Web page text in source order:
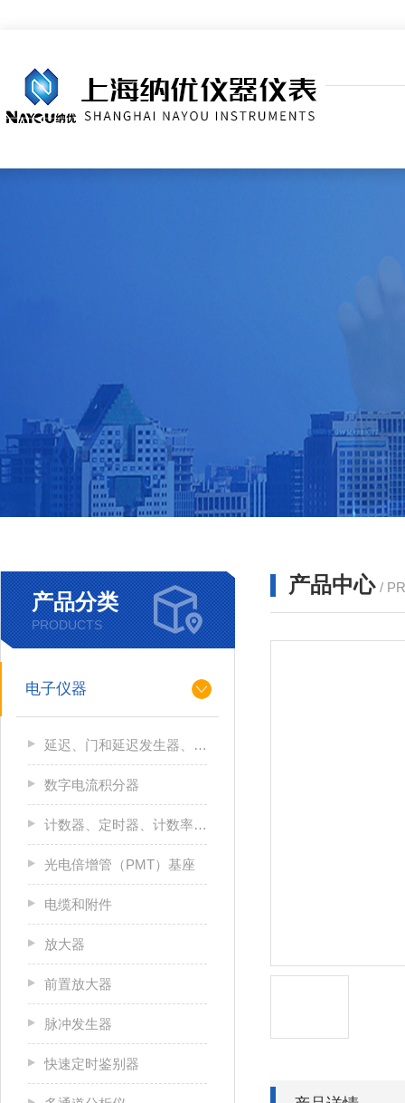
产品分类
PRODUCTS
电子仪器
延迟、门和延迟发生器、逻辑模块和线性门
数字电流积分器
计数器、定时器、计数率计和多通道定标器（MCS）
光电倍增管（PMT）基座
电缆和附件
放大器
前置放大器
脉冲发生器
快速定时鉴别器
产品中心 /